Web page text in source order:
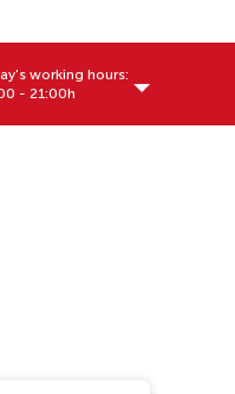
working hours:
- 21:00h